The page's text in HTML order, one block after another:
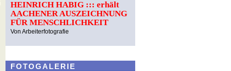
HEINRICH HABIG ::: erhält
AACHENER AUSZEICHNUNG
FÜR MENSCHLICHKEIT
Von Arbeiterfotografie
FOTOGALERIE